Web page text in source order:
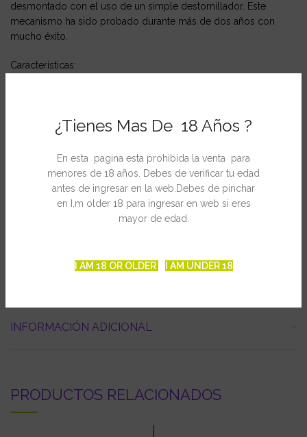
¿Tienes Mas De 18 Años ?
En esta pagina esta prohibida la venta para
menores de 18 años. Debes de verificar tu edad
antes de ingresar en la web.Debes de pinchar
en I,m older 18 para ingresar en web si eres
mayor de edad.
I AM 18 OR OLDER I AM UNDER 18
desmontado con el uso de un simple destornillador. Este
mecanismo ha sido probado durante más de dos años con
mucho éxito.
Características:
Aluminio de alta calidad 7075 anodizado (cuerpos principales),
polietileno (junta) y acero inoxidable (resto de componentes).
Sistema de vaciado y junta de cierre anti-fricción.
INFORMACIÓN ADICIONAL
PRODUCTOS RELACIONADOS